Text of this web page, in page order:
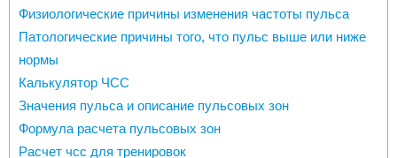
Физиологические причины изменения частоты пульса
Патологические причины того, что пульс выше или ниже
нормы
Калькулятор ЧСС
Значения пульса и описание пульсовых зон
Формула расчета пульсовых зон
Расчет чсс для тренировок